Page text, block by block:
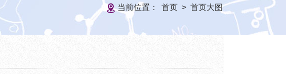
当前位置： 首页 > 首页大图